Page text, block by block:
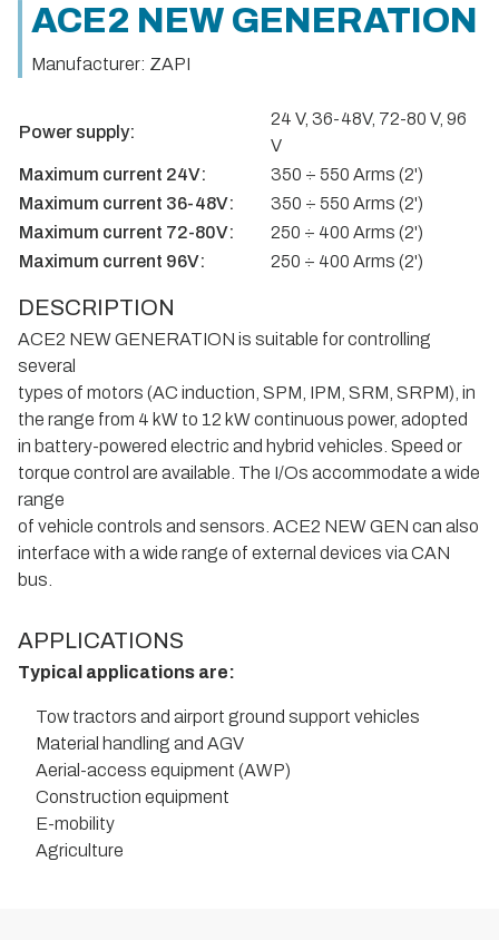
ACE2 NEW GENERATION
Manufacturer: ZAPI
Power supply:
24 V, 36-48V, 72-80 V, 96
V
Maximum current 24V:
350 ÷ 550 Arms (2')
Maximum current 36-48V:
350 ÷ 550 Arms (2')
Maximum current 72-80V:
250 ÷ 400 Arms (2')
Maximum current 96V:
250 ÷ 400 Arms (2')
DESCRIPTION
ACE2 NEW GENERATION is suitable for controlling
several
types of motors (AC induction, SPM, IPM, SRM, SRPM), in
the range from 4 kW to 12 kW continuous power, adopted
in battery-powered electric and hybrid vehicles. Speed or
torque control are available. The I/Os accommodate a wide
range
of vehicle controls and sensors. ACE2 NEW GEN can also
interface with a wide range of external devices via CAN
bus.
APPLICATIONS
Typical applications are:
Tow tractors and airport ground support vehicles
Material handling and AGV
Aerial-access equipment (AWP)
Construction equipment
E-mobility
Agriculture